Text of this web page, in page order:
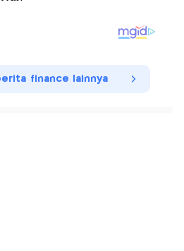
finance lainnya